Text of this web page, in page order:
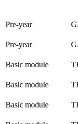
Pre-year
Pre-year
Basic module
Basic module
Basic module